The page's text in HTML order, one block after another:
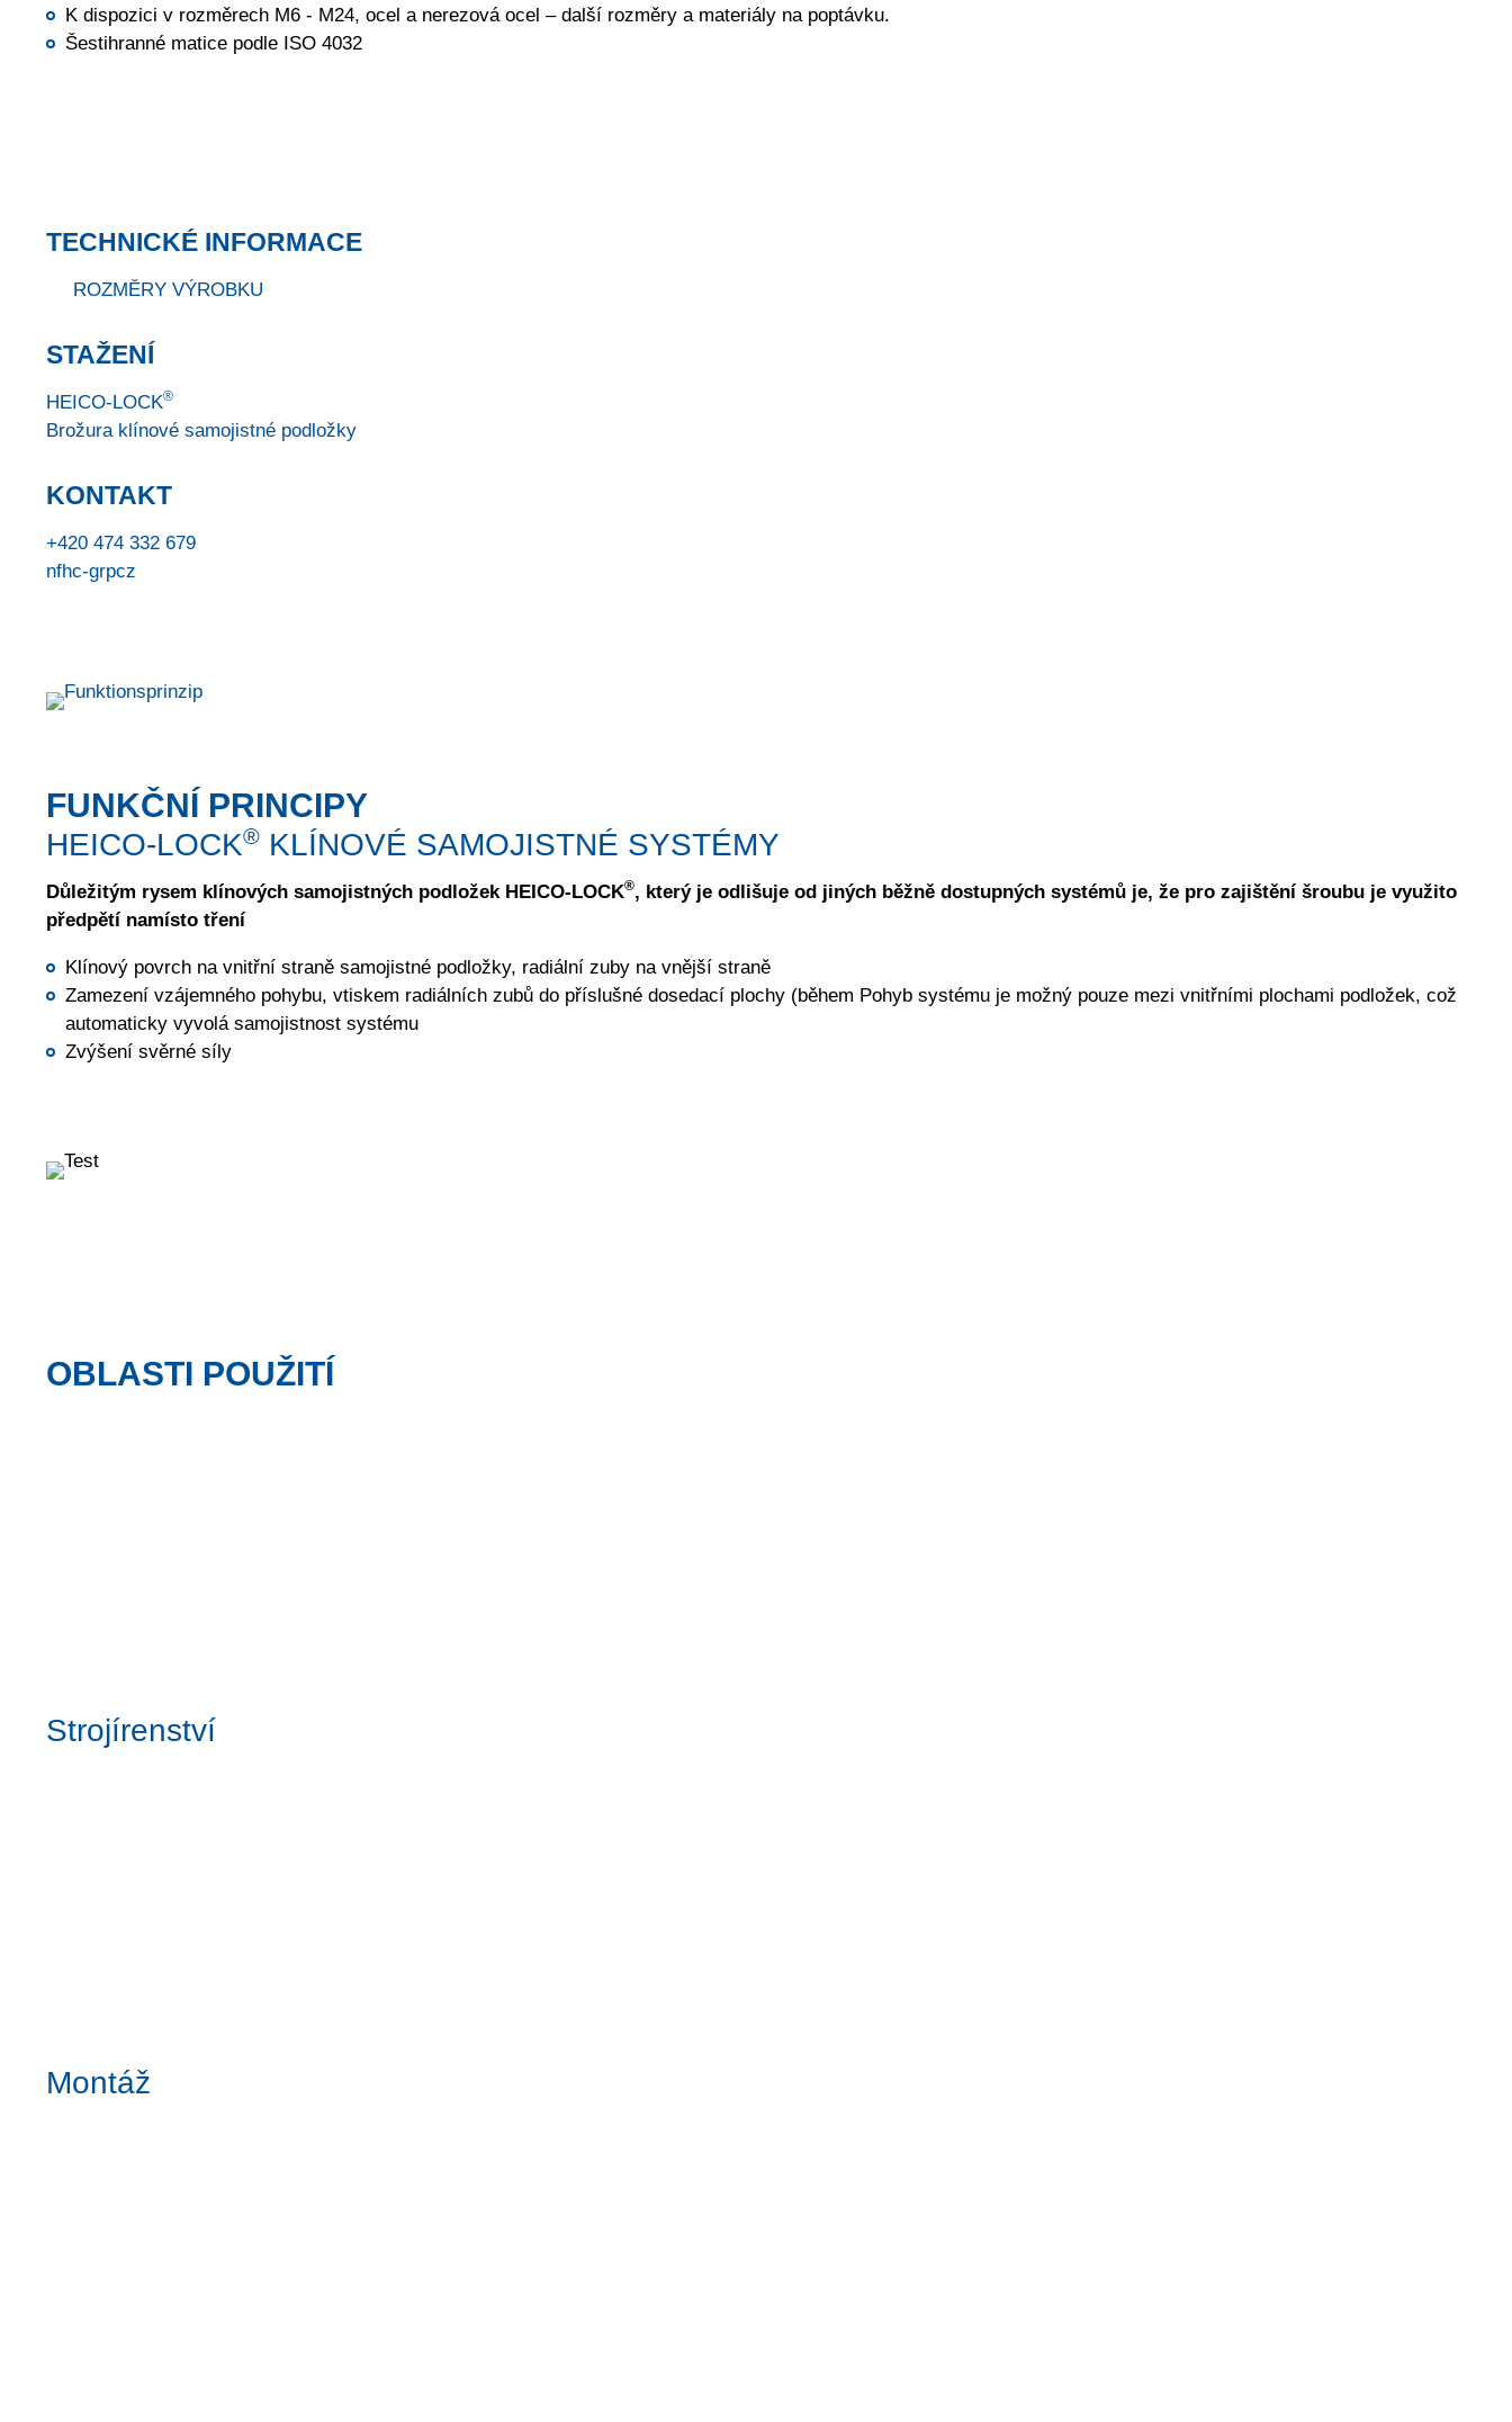
K dispozici v rozměrech M6 - M24, ocel a nerezová ocel – další rozměry a materiály na poptávku.
Šestihranné matice podle ISO 4032
TECHNICKÉ INFORMACE
ROZMĚRY VÝROBKU
STAŽENÍ
HEICO-LOCK®
Brožura klínové samojistné podložky
KONTAKT
+420 474 332 679
nfhc-grpcz
FUNKČNÍ PRINCIPY
HEICO-LOCK®KLÍNOVÉ SAMOJISTNÉ SYSTÉMY
Důležitým rysem klínových samojistných podložek HEICO-LOCK®, který je odlišuje od jiných běžně dostupných systémů je, že pro zajištění šroubu je využito
předpětí namísto tření
Klínový povrch na vnitřní straně samojistné podložky, radiální zuby na vnější straně
Zamezení vzájemného pohybu, vtiskem radiálních zubů do příslušné dosedací plochy (během Pohyb systému je možný pouze mezi vnitřními plochami podložek, což
automaticky vyvolá samojistnost systému
Zvýšení svěrné síly
OBLASTI POUŽITÍ
Strojírenství
Montáž